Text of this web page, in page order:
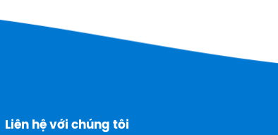
Liên hệ với chúng tôi